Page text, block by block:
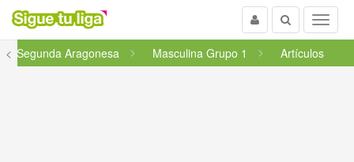
Menu
Buscar
Usuario
< Segunda Aragonesa Masculina Grupo 1 Artículos